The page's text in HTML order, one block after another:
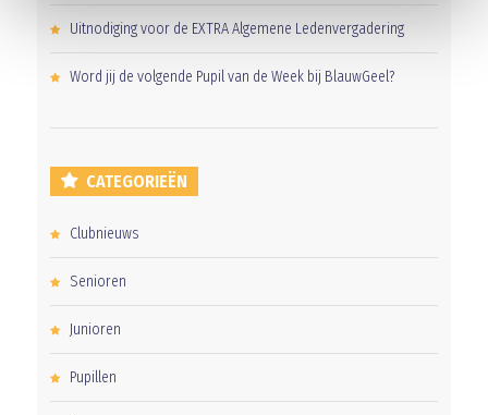
Uitnodiging voor de EXTRA Algemene Ledenvergadering
Word jij de volgende Pupil van de Week bij BlauwGeel?
CATEGORIEËN
Clubnieuws
Senioren
Junioren
Pupillen